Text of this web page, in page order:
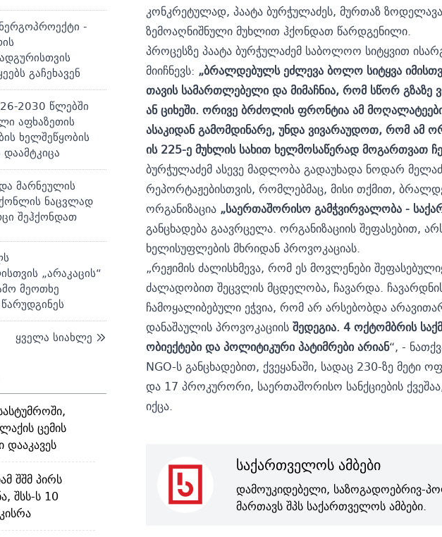
-
გაჩეხავენ
2030 წლებში
აფხაზეთის
ხელშეწყობის
დაამტკიცა
მარნეულის
ნაცვლად
შეჰქონდათ
„არაკაცის“
მეოთხე
ყველა სიახლე
ცემის
შშმ პირს
შსს-ს 10
კონკრეტულად, პაატა ბურჭულაძეს, მურთაზ
ზემოაღნიშნული მუხლით ჰქონდათ წარდგენილი.
პროცესზე პაატა ბურჭულაძემ საბოლოო სიტყვით
მიიჩნევს: „ბრალდებულსეძლევაბოლო სიტყვა
თავის სამართლებელიდამიმაჩნია,რომ სწორგზაზე
ანციხეში. ორივებრძოლისფრონტიაამ
ასაკიდანგამომდინარე,უნდავივარაუდოთ,რომამ
ის225-ემუხლის სახით ხელმოსაწერადმოგართვათ
ბურჭულაძემ ასევე მადლობა გადაუხადა ნოდარ
რეპორტაჟებისთვის, რომლებმაც, მისი თქმით,
ორგანიზაცია „საერთაშორისოგამჭვირვალობა-
განცხადება გაავრცელა. ორგანიზაციის შეფასებით,
ხელისუფლების მხრიდან პროვოკაციას.
„რეჟიმის ძალისხმევა, რომ ეს მოვლენები
ძალადობით შეცვლის მცდელობა, ჩავარდა.
ჩამოყალიბებული ეჭვია, რომ არ არსებობდა
დანაშაულის პროვოკაციისშედეგია. 4ოქტომბრის
ობიექტებიდაპოლიტიკურიპატიმრებიარიან“, -
NGO-ს განცხადებით, ქვეყანაში, სადაც 230-ზე
და 17 პროკურორი, საერთაშორისო სანქციების
იქცა.
საქართველოს ამბები
დამოუკიდებელი, საზოგადოებრივ-
მართავს შპს საქართველოს ამბები.